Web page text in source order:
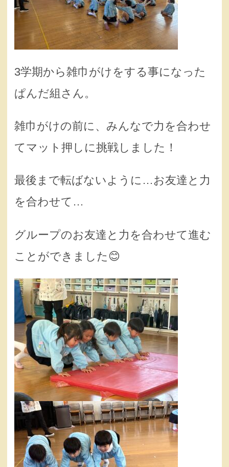
3学期から雑巾がけをする事になった
ぱんだ組さん。
雑巾がけの前に、みんなで力を合わせ
てマット押しに挑戦しました！
最後まで転ばないように…お友達と力
を合わせて…
グループのお友達と力を合わせて進む
ことができました😊